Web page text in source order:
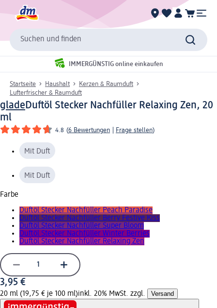
Suchen und finden
IMMERGÜNSTIG online einkaufen
Startseite Haushalt
Kerzen & Raumduft
Lufterfrischer & Raumduft
gladeDuftöl Stecker Nachfüller Relaxing Zen, 20
ml
4.8 (6 Bewertungen Frage stellen)
Mit Duft
Mit Duft
Farbe
Duftöl Stecker Nachfüller Peach Paradise
Duftöl Stecker Nachfüller Berry Festive Kiss
Duftöl Stecker Nachfüller Super Bloom
Duftöl Stecker Nachfüller Winter Berries
Duftöl Stecker Nachfüller Relaxing Zen
3,95 €
20 ml (19,75 € je 100 ml)inkl. 20% MwSt. zzgl. Versand